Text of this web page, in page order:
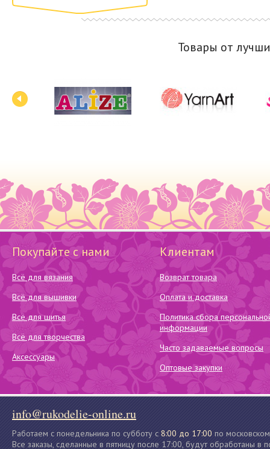
Товары от
Покупайте с нами
Всё для вязания
Всё для вышивки
Всё для шитья
Всё для творчества
Аксессуары
Клиентам
Возврат товара
Оплата и доставка
Политика сбора
информации
Часто задаваемые вопросы
Оптовые закупки
info@rukodelie-online.ru
Работаем с понедельника по субботу с 8:00 до 17:00 по
Все заказы, сделанные в пятницу после 17:00, будут обработаны в